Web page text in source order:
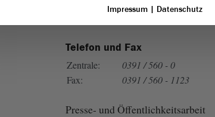
Telefon und Fax
Zentrale:
0391 / 560 - 0
Fax:
0391 / 560 - 1123
Presse- und Öffentlichkeitsarbeit
Impressum | Datenschutz